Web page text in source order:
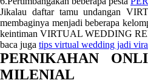
Jikalau daftar tamu undangan
membaginya menjadi beberapa
keintiman VIRTUAL WEDDING
baca juga tips virtual wedding jadi
PERNIKAHAN
MILENIAL